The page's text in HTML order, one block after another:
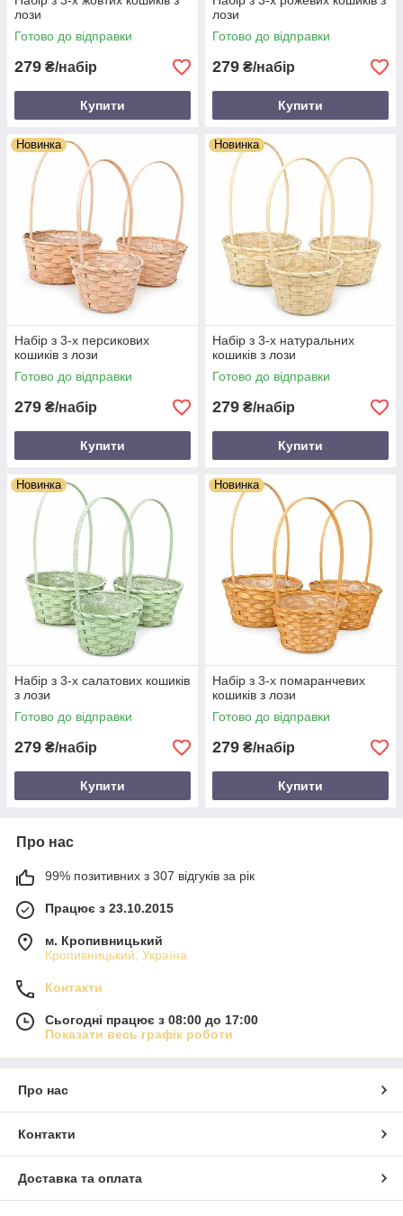
лози
Готово до відправки
279 ₴/набір
Купити
лози
Готово до відправки
279 ₴/набір
Купити
Новинка
Набір з 3-х персикових
кошиків з лози
Готово до відправки
279 ₴/набір
Купити
Новинка
Набір з 3-х натуральних
кошиків з лози
Готово до відправки
279 ₴/набір
Купити
Новинка
Набір з 3-х салатових кошиків
з лози
Готово до відправки
279 ₴/набір
Купити
Новинка
Набір з 3-х помаранчевих
кошиків з лози
Готово до відправки
279 ₴/набір
Купити
Про нас
99% позитивних з 307 відгуків за рік
Працює з 23.10.2015
м. Кропивницький
Кропивницький, Україна
Контакти
Сьогодні працює з 08:00 до 17:00
Показати весь графік роботи
Про нас
Контакти
Доставка та оплата